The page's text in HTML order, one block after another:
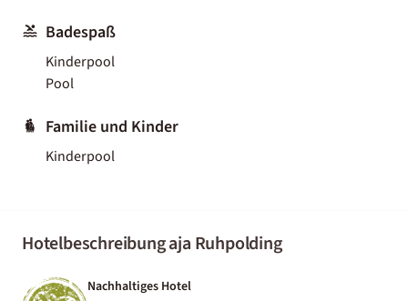
Badespaß
Kinderpool
Pool
Familie und Kinder
Kinderpool
Hotelbeschreibung aja Ruhpolding
Nachhaltiges Hotel